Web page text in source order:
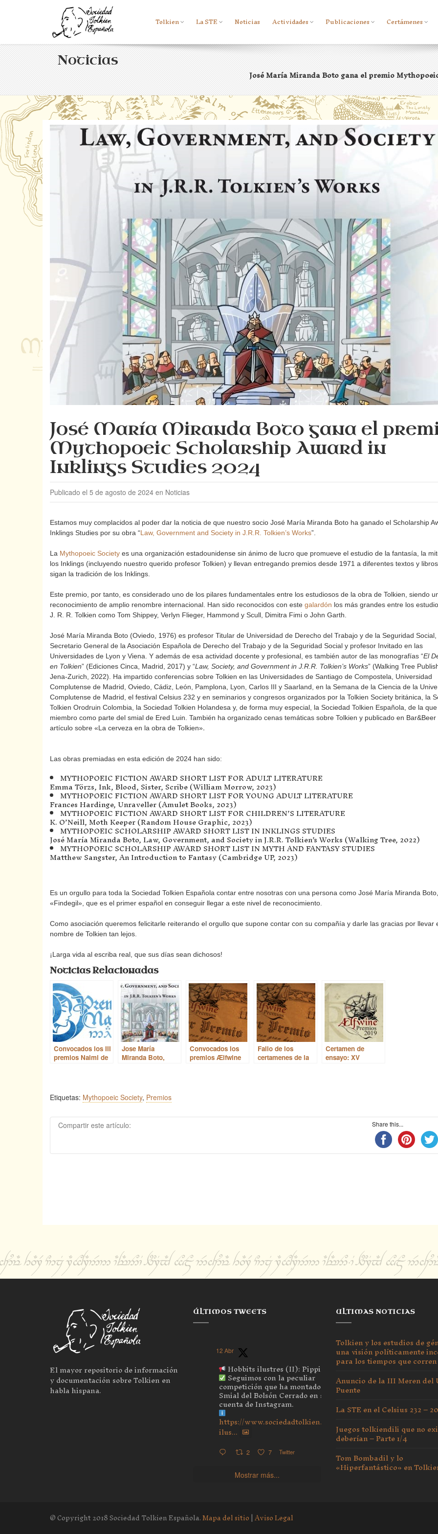
Tolkien La STE Noticias Actividades Publicaciones Certámenes
Noticias
José María Miranda Boto gana el premio
José María Miranda Boto gana el
Mythopoeic Scholarship Award in
Inklings Studies 2024
Publicado el 5 de agosto de 2024 en Noticias
Estamos muy complacidos al poder dar la noticia de que nuestro socio José María Miranda Boto ha ganado el Scholarship
Inklings Studies por su obra “Law, Government and Society in J.R.R. Tolkien’s Works”.
La Mythopoeic Society es una organización estadounidense sin ánimo de lucro que promueve el estudio de la fantasía, la
los Inklings (incluyendo nuestro querido profesor Tolkien) y llevan entregando premios desde 1971 a diferentes textos y
sigan la tradición de los Inklings.
Este premio, por tanto, es considerado uno de los pilares fundamentales entre los estudiosos de la obra de Tolkien, siendo
reconocimiento de amplio renombre internacional. Han sido reconocidos con este galardón los más grandes entre los
J. R. R. Tolkien como Tom Shippey, Verlyn Flieger, Hammond y Scull, Dimitra Fimi o John Garth.
José María Miranda Boto (Oviedo, 1976) es profesor Titular de Universidad de Derecho del Trabajo y de la Seguridad Social,
Secretario General de la Asociación Española de Derecho del Trabajo y de la Seguridad Social y profesor Invitado en las
Universidades de Lyon y Viena. Y además de esa actividad docente y profesional, es también autor de las monografías “El
en Tolkien” (Ediciones Cinca, Madrid, 2017) y “Law, Society, and Government in J.R.R. Tolkien’s Works” (Walking Tree
Jena-Zurich, 2022). Ha impartido conferencias sobre Tolkien en las Universidades de Santiago de Compostela, Universidad
Complutense de Madrid, Oviedo, Cádiz, León, Pamplona, Lyon, Carlos III y Saarland, en la Semana de la Ciencia de la
Complutense de Madrid, el festival Celsius 232 y en seminarios y congresos organizados por la Tolkien Society británica, la
Tolkien Orodruin Colombia, la Sociedad Tolkien Holandesa y, de forma muy especial, la Sociedad Tolkien Española, de la
miembro como parte del smial de Ered Luin. También ha organizado cenas temáticas sobre Tolkien y publicado en Bar&Beer
artículo sobre «La cerveza en la obra de Tolkien».
Las obras premiadas en esta edición de 2024 han sido:
MYTHOPOEIC FICTION AWARD SHORT LIST FOR ADULT LITERATURE
Emma Törzs, Ink, Blood, Sister, Scribe (William Morrow, 2023)
MYTHOPOEIC FICTION AWARD SHORT LIST FOR YOUNG ADULT LITERATURE
Frances Hardinge, Unraveller (Amulet Books, 2023)
MYTHOPOEIC FICTION AWARD SHORT LIST FOR CHILDREN’S LITERATURE
K. O’Neill, Moth Keeper (Random House Graphic, 2023)
MYTHOPOEIC SCHOLARSHIP AWARD SHORT LIST IN INKLINGS STUDIES
José María Miranda Boto, Law, Government, and Society in J.R.R. Tolkien’s Works (Walking Tree, 2022)
MYTHOPOEIC SCHOLARSHIP AWARD SHORT LIST IN MYTH AND FANTASY STUDIES
Matthew Sangster, An Introduction to Fantasy (Cambridge UP, 2023)
Es un orgullo para toda la Sociedad Tolkien Española contar entre nosotras con una persona como José María Miranda Boto,
«Findegil», que es el primer español en conseguir llegar a este nivel de reconocimiento.
Como asociación queremos felicitarle reiterando el orgullo que supone contar con su compañía y darle las gracias por llevar
nombre de Tolkien tan lejos.
¡Larga vida al escriba real, que sus días sean dichosos!
Noticias Relacionadas
Convocados los III
premios Naimi de
Jose María
Miranda Boto,
Inklings Studies
Convocados los
premios Ælfwine
Fallo de los
certamenes de la
Certamen de
ensayo: XV
Etiquetas: Mythopoeic Society, Premios
Compartir este artículo: Share this...
El mayor repositorio de información
y documentación sobre Tolkien en
habla hispana.
ÚLTIMOS TWEETS
12 Abr
Hobbits ilustres (II): Pippin
Seguimos con la peculiar
competición que ha montado el
Smial del Bolsón Cerrado en su
cuenta de Instagram.
https://www.sociedadtolkien.org/blog/2026/04/03/hobbits-
ilus...
2 7 Twitter
Mostrar más...
ULTIMAS NOTICIAS
Tolkien y los estudios de
una visión políticamente
para los tiempos que corren
Anuncio de la III Meren
Puente
La STE en el Celsius 232 –
Juegos tolkiendili que no
deberían – Parte 1/4
Tom Bombadil y lo
«Hiperfantástico» en
© Copyright 2018 Sociedad Tolkien Española.Mapa del sitio|Aviso Legal